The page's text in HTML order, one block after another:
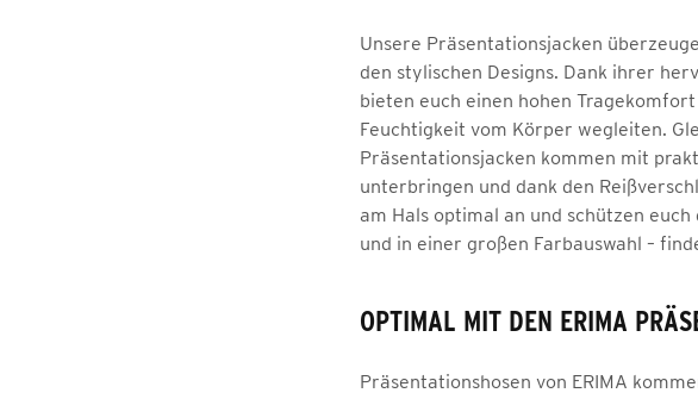
Unsere Präsentationsjacken
den stylischen Designs. Dank ihrer
bieten euch einen hohen
Feuchtigkeit vom Körper wegleiten.
Präsentationsjacken kommen mit
unterbringen und dank den
am Hals optimal an und schützen
und in einer großen Farbauswahl –
OPTIMAL MIT DEN ERIMA
Präsentationshosen von ERIMA